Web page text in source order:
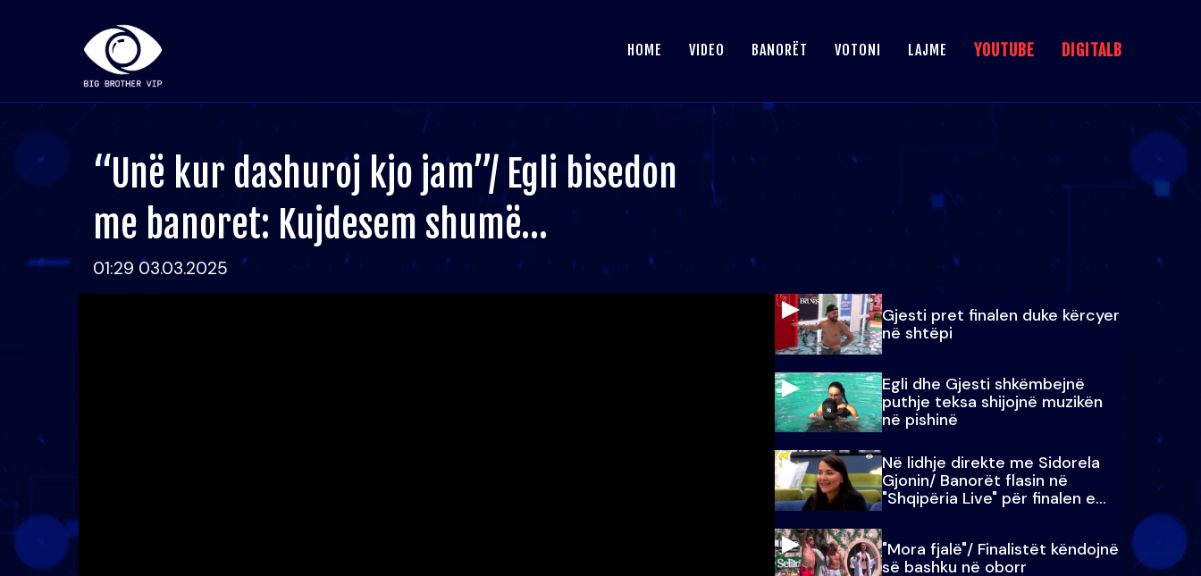
HOME VIDEO BANORËT VOTONI LAJME YOUTUBE DIGITALB
“Unë kur dashuroj kjo jam”/ Egli bisedon
me banoret: Kujdesem shumë…
01:29 03.03.2025
Gjesti pret finalen duke kërcyer
në shtëpi
Egli dhe Gjesti shkëmbejnë
puthje teksa shijojnë muzikën
në pishinë
Në lidhje direkte me Sidorela
Gjonin/ Banorët flasin në
"Shqipëria Live" për finalen e
madhe
"Mora fjalë"/ Finalistët këndojnë
së bashku në oborr